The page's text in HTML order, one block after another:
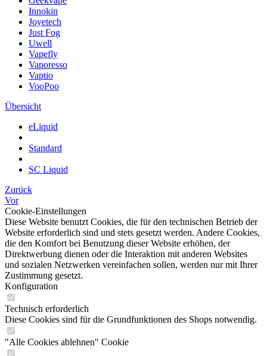
Innokin
Joyetech
Just Fog
Uwell
Vapefly
Vaporesso
Vaptio
VooPoo
Übersicht
eLiquid
Standard
SC Liquid
Zurück
Vor
Cookie-Einstellungen
Diese Website benutzt Cookies, die für den technischen Betrieb der
Website erforderlich sind und stets gesetzt werden. Andere Cookies,
die den Komfort bei Benutzung dieser Website erhöhen, der
Direktwerbung dienen oder die Interaktion mit anderen Websites
und sozialen Netzwerken vereinfachen sollen, werden nur mit Ihrer
Zustimmung gesetzt.
Konfiguration
Technisch erforderlich
Diese Cookies sind für die Grundfunktionen des Shops notwendig.
"Alle Cookies ablehnen" Cookie